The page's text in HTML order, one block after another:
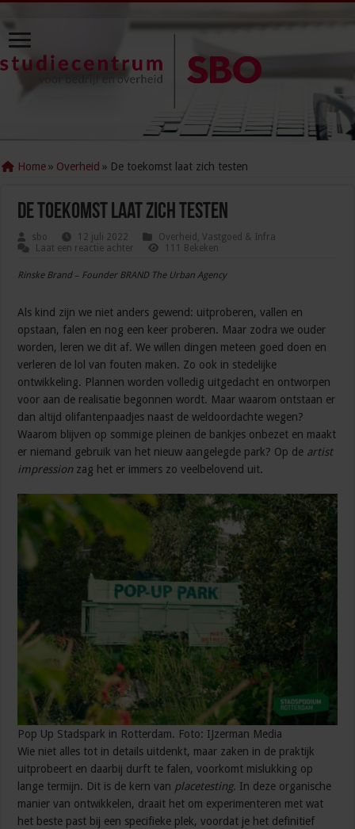
Home » Overheid » De toekomst laat zich testen
De toekomst laat zich testen
sbo 12 juli 2022 Overheid ,Vastgoed & Infra
Laat een reactie achter
111 Bekeken
Rinske Brand– Founder BRAND The Urban Agency
Als kind zijn we niet anders gewend: uitproberen, vallen en
opstaan, falen en nog een keer proberen. Maar zodra we ouder
worden, leren we dit af. We willen dingen meteen goed doen en
verleren de lol van fouten maken. Zo ook in stedelijke
ontwikkeling. Plannen worden volledig uitgedacht en ontworpen
voor aan de realisatie begonnen wordt. Maar waarom ontstaan er
dan altijd olifantenpaadjes naast de weldoordachte wegen?
Waarom blijven op sommige pleinen de bankjes onbezet en maakt
er niemand gebruik van het nieuw aangelegde park? Op de artist
impression zag het er immers zo veelbelovend uit.
Pop Up Stadspark in Rotterdam. Foto: IJzerman Media
Wie niet alles tot in details uitdenkt, maar zaken in de praktijk
uitprobeert en daarbij durft te falen, voorkomt mislukking op
lange termijn. Dit is de kern van placetesting. In deze organische
manier van ontwikkelen, draait het om experimenteren met wat
het beste past bij een specifieke plek, voordat je het definitief